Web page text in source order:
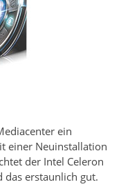
ein
einer Neuinstallation
der Intel Celeron
das erstaunlich gut.